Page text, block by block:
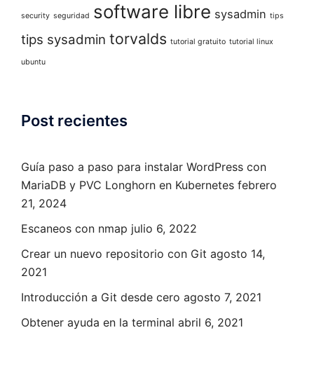
security seguridad software libre sysadmin tips
tips sysadmin torvalds tutorial gratuito tutorial linux
ubuntu
Post recientes
Guía paso a paso para instalar WordPress con
MariaDB y PVC Longhorn en Kubernetes febrero
21, 2024
Escaneos con nmap julio 6, 2022
Crear un nuevo repositorio con Git agosto 14,
2021
Introducción a Git desde cero agosto 7, 2021
Obtener ayuda en la terminal abril 6, 2021